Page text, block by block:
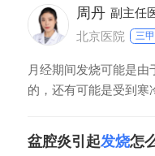
温法采用冷敷或酒精擦
周丹 副主任
北京医院
三甲
月经期间发烧可能是
的，还有可能是受到寒
若体温没有超过385度
盆腔炎引起发烧怎